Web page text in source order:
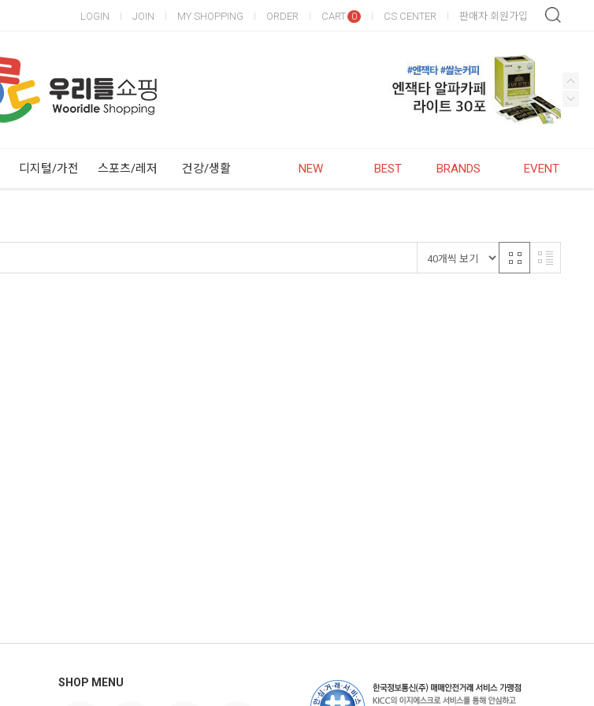
LOGIN JOIN MY SHOPPING ORDER CART 0 CS CENTER 판매자 회원가입
디지털/가전 스포츠/레저 건강/생활 NEW BEST BRANDS EVENT
SHOP MENU